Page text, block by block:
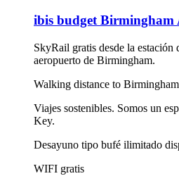
ibis budget
SkyRail gratis desde la
aeropuerto de Birmingham.
Walking distance to
Viajes sostenibles. Somos un
Key.
Desayuno tipo bufé ilimitado
WIFI gratis